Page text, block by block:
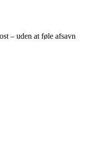
– uden at føle afsavn